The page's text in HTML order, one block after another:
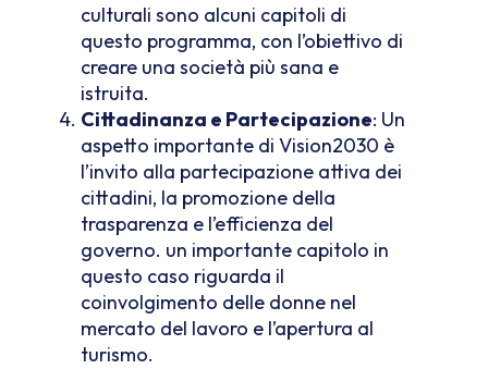
culturali sono alcuni capitoli di
questo programma, con l’obiettivo di
creare una società più sana e
istruita.
Cittadinanza e Partecipazione: Un
aspetto importante di Vision2030 è
l’invito alla partecipazione attiva dei
cittadini, la promozione della
trasparenza e l’efficienza del
governo. un importante capitolo in
questo caso riguarda il
coinvolgimento delle donne nel
mercato del lavoro e l’apertura al
turismo.